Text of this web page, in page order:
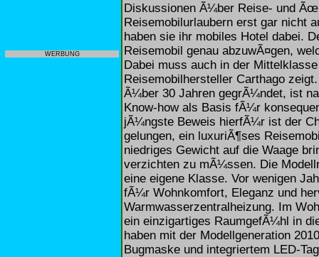
WERBUNG
Diskussionen Ã¼ber Reise- und
Reisemobilurlaubern erst gar nicht
haben sie ihr mobiles Hotel dabei.
Reisemobil genau abzuwÃ¤gen,
Dabei muss auch in der
Reisemobilhersteller Carthago
Ã¼ber 30 Jahren gegrÃ¼ndet, ist
Know-how als Basis fÃ¼r
jÃ¼ngste Beweis hierfÃ¼r ist der
gelungen, ein luxuriÃ¶ses
niedriges Gewicht auf die Waage
verzichten zu mÃ¼ssen. Die
eine eigene Klasse. Vor wenigen
fÃ¼r Wohnkomfort, Eleganz und
Warmwasserzentralheizung. Im
ein einzigartiges RaumgefÃ¼hl in
haben mit der Modellgeneration
Bugmaske und integriertem LED-